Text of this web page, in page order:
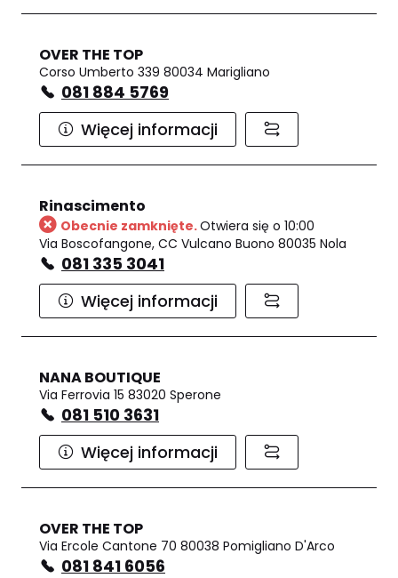
OVER THE TOP
Corso Umberto 339 80034 Marigliano
081 884 5769
Więcej informacji
Rinascimento
Obecnie zamknięte.Otwiera się o 10:00
Via Boscofangone, CC Vulcano Buono 80035 Nola
081 335 3041
Więcej informacji
NANA BOUTIQUE
Via Ferrovia 15 83020 Sperone
081 510 3631
Więcej informacji
OVER THE TOP
Via Ercole Cantone 70 80038 Pomigliano D'Arco
081 841 6056